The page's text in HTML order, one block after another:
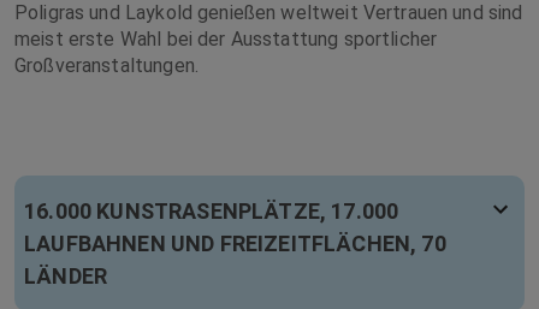
Poligras und Laykold genießen weltweit Vertrauen und sind
meist erste Wahl bei der Ausstattung sportlicher
Großveranstaltungen.
16.000 KUNSTRASENPLÄTZE, 17.000
LAUFBAHNEN UND FREIZEITFLÄCHEN, 70
LÄNDER